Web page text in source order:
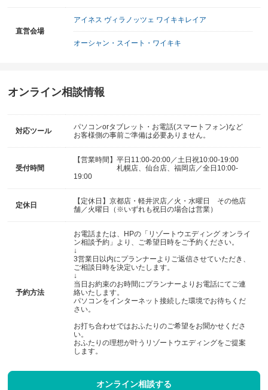
直営会場
アイネス ヴィラノッツェ ワイキキレイア
オーシャン・スイート・ワイキキ
オンライン相談情報
対応ツール
パソコンorタブレット・お電話(スマートフォン)など
お客様側の事前ご準備は必要ありません。
受付時間
【営業時間】平日11:00-20:00／土日祝10:00-19:00
札幌店、仙台店、福岡店／全日10:00-
19:00
定休日
【定休日】京都店・軽井沢店／火・水曜日 その他店
舗／火曜日（※いずれも祝日の場合は営業）
予約方法
お電話または、HPの「リゾートウエディング オンライ
ン相談予約」より、ご希望日時をご予約ください。
↓
3営業日以内にプランナーよりご返信させていただき、
ご相談日時を決定いたします。
↓
当日お約束のお時間にプランナーよりお電話にてご連
絡いたします。
パソコンをインターネット接続した環境でお待ちくだ
さい。
お打ち合わせではおふたりのご希望をお聞かせくださ
い。
おふたりの理想が叶うリゾートウエディングをご提案
します。
オンライン相談する